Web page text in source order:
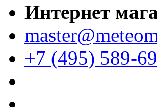
Интернет
+7 (495) 589-